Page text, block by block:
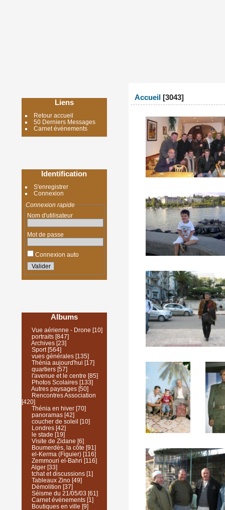
Liens
Retour accueil
50 Derniers Messages
Carnet événements
Identification
S'enregistrer
Connexion
Connexion rapide
Nom d'utilisateur
Mot de passe
Connexion auto
Albums
Vue aérienne - Drone [10]
portraits[847]
Archives [23]
Sport[564]
vues générales[135]
Thénia aujourd'hui [17]
quartiers[57]
l'avenue et le centre [85]
Photos Scolaires[133]
Autres paysages[50]
Rencontres Association
[420]
Thénia en hiver[70]
panoramas[42]
coucher de soleil [10]
Londres[42]
le stade [19]
Visite de Zidane [6]
Boumerdès, la côte [91]
el-Kerma (Figuier)[116]
Zemmouri el-Bahri [116]
Alger[33]
tchat et discussions[1]
Tableaux Zino[49]
Démolition [37]
Séisme du 21/05/03 [61]
Carnet événements[1]
Boutiques en ville [9]
Accueil 3043